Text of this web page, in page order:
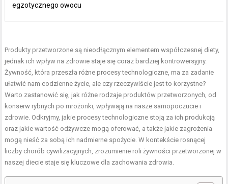
egzotycznego owocu
Produkty przetworzone są nieodłącznym elementem współczesnej diety,
jednak ich wpływ na zdrowie staje się coraz bardziej kontrowersyjny.
Żywność, która przeszła różne procesy technologiczne, ma za zadanie
ułatwić nam codzienne życie, ale czy rzeczywiście jest to korzystne?
Warto zastanowić się, jak różne rodzaje produktów przetworzonych, od
konserw rybnych po mrożonki, wpływają na nasze samopoczucie i
zdrowie. Odkryjmy, jakie procesy technologiczne stoją za ich produkcją
oraz jakie wartość odżywcze mogą oferować, a także jakie zagrożenia
mogą nieść za sobą ich nadmierne spożycie. W kontekście rosnącej
liczby chorób cywilizacyjnych, zrozumienie roli żywności przetworzonej w
naszej diecie staje się kluczowe dla zachowania zdrowia.